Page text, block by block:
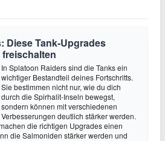
Diese Tank-Upgrades
In Splatoon Raiders sind die Tanks ein
wichtiger Bestandteil deines Fortschritts.
Sie bestimmen nicht nur, wie du dich
durch die Spirhalit-Inseln bewegst,
sondern können mit verschiedenen
Verbesserungen deutlich stärker werden.
die richtigen Upgrades einen
die Salmoniden stärker werden und